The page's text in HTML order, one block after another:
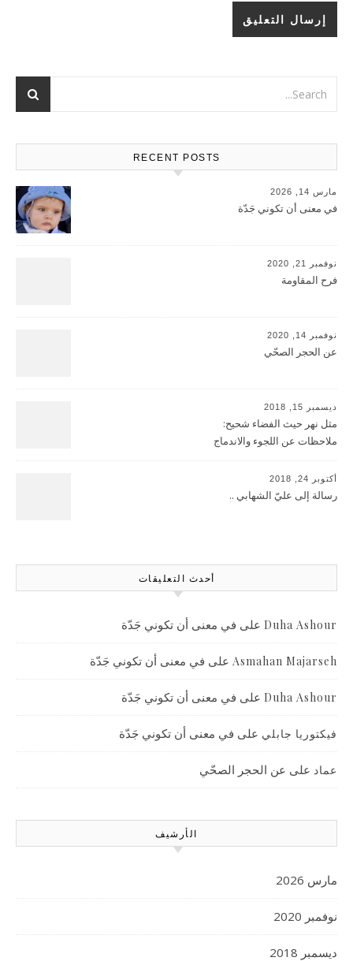
RECENT POSTS
مارس 14, 2026
في معنى أن تكوني جَدّة
نوفمبر 21, 2020
فرح المقاومة
نوفمبر 14, 2020
عن الحجر الصحّي
ديسمبر 15, 2018
مثل نهر حيث الفضاء شحيح:
ملاحظات عن اللجوء والاندماج
أكتوبر 24, 2018
رسالة إلى عليّ الشهابي ..
أحدث التعليقات
Duha Ashour على في معنى أن تكوني جَدّة
Asmahan Majarseh على في معنى أن تكوني جَدّة
Duha Ashour على في معنى أن تكوني جَدّة
فيكتوريا جابلي على في معنى أن تكوني جَدّة
عماد على عن الحجر الصحّي
الأرشيف
مارس 2026
نوفمبر 2020
ديسمبر 2018